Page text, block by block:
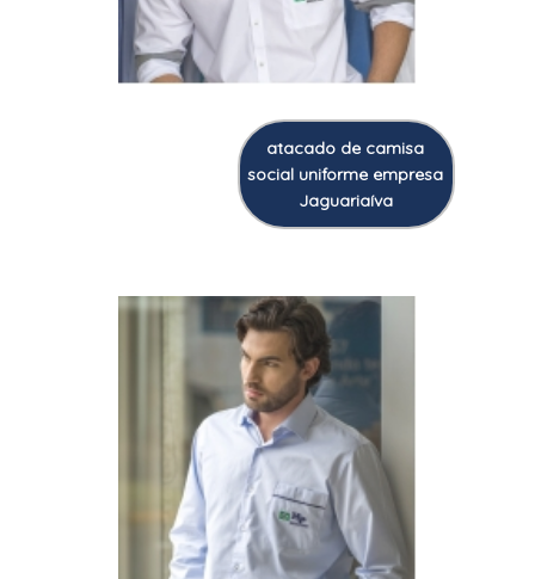
atacado de camisa
social uniforme empresa
Jaguariaíva